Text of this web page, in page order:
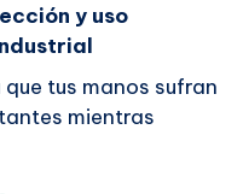
y uso
tus manos sufran
mientras